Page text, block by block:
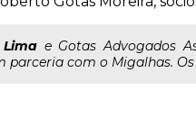
Lima e Gotas Advogados
com o Migalhas.